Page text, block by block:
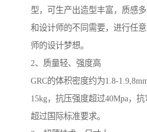
型，可生产出造型丰富，质感
和设计师的不同需要，进行任
师的设计梦想。
2、质量轻、强度高
GRC的体积密度约为1.8-
15kg，抗压强度超过40Mpa，
超过国际标准要求。